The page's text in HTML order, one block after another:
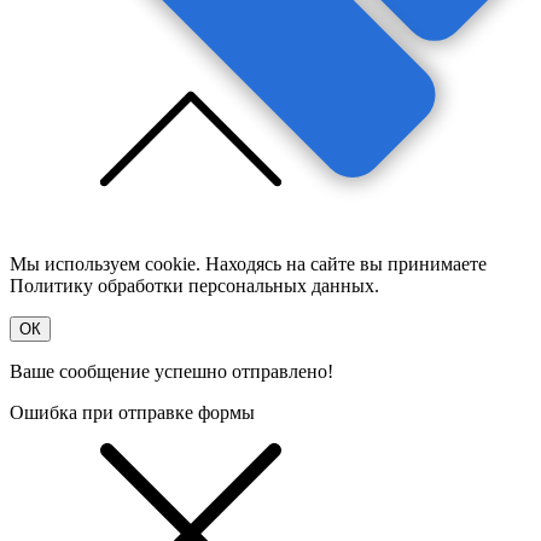
Мы используем cookie. Находясь на сайте вы принимаете
Политику обработки персональных данных.
OК
Ваше сообщение успешно отправлено!
Ошибка при отправке формы